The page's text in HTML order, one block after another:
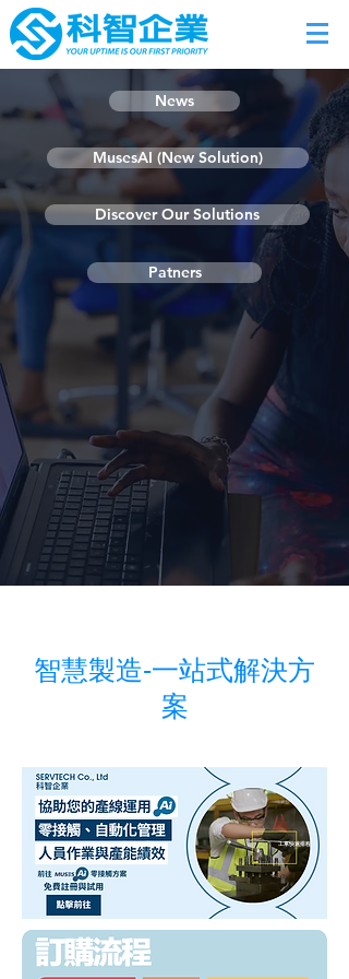
News
MusesAI (New Solution)
Discover Our Solutions
Patners
​智慧製造-一站式解決方
案
快速報價系統 工單快速排程